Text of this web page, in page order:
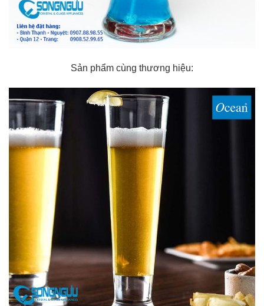
Sản phẩm cùng thương hiệu: